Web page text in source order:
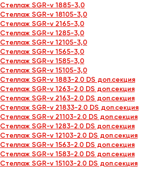
Стеллаж SGR-v 1885-3,0
Стеллаж SGR-v 18105-3,0
Стеллаж SGR-v 2165-3,0
Стеллаж SGR-v 1285-3,0
Стеллаж SGR-v 12105-3,0
Стеллаж SGR-v 1565-3,0
Стеллаж SGR-v 1585-3,0
Стеллаж SGR-v 15105-3,0
Стеллаж SGR-v 1883-2.0 DS доп.секция
Стеллаж SGR-v 1263-2.0 DS доп.секция
Стеллаж SGR-v 2163-2.0 DS доп.секция
Стеллаж SGR-v 21833-2.0 DS доп.секция
Стеллаж SGR-v 21103-2.0 DS доп.секция
Стеллаж SGR-v 1283-2.0 DS доп.секция
Стеллаж SGR-v 12103-2.0 DS доп.секция
Стеллаж SGR-v 1563-2.0 DS доп.секция
Стеллаж SGR-v 1583-2.0 DS доп.секция
Стеллаж SGR-v 15103-2.0 DS доп.секция